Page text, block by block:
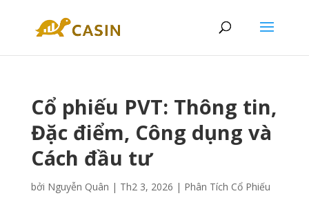
Cổ phiếu PVT: Thông tin,
Đặc điểm, Công dụng và
Cách đầu tư
bởi Nguyễn Quân | Th2 3, 2026 | Phân Tích Cổ Phiếu